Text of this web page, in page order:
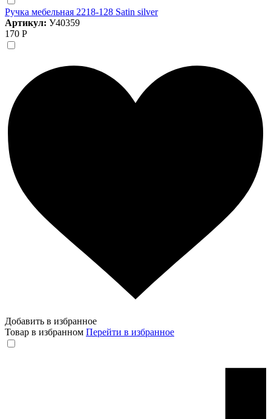
Ручка мебельная 2218-128 Satin silver
Артикул: У40359
170 Р
Добавить в избранное
Товар в избранном Перейти в избранное